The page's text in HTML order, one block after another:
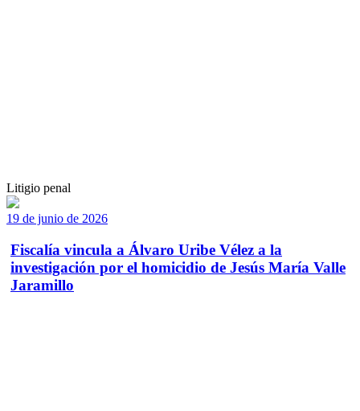
Litigio penal
19 de junio de 2026
Fiscalía vincula a Álvaro Uribe Vélez a la
investigación por el homicidio de Jesús María Valle
Jaramillo